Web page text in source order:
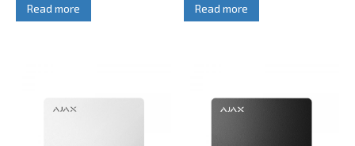
Read more Read more